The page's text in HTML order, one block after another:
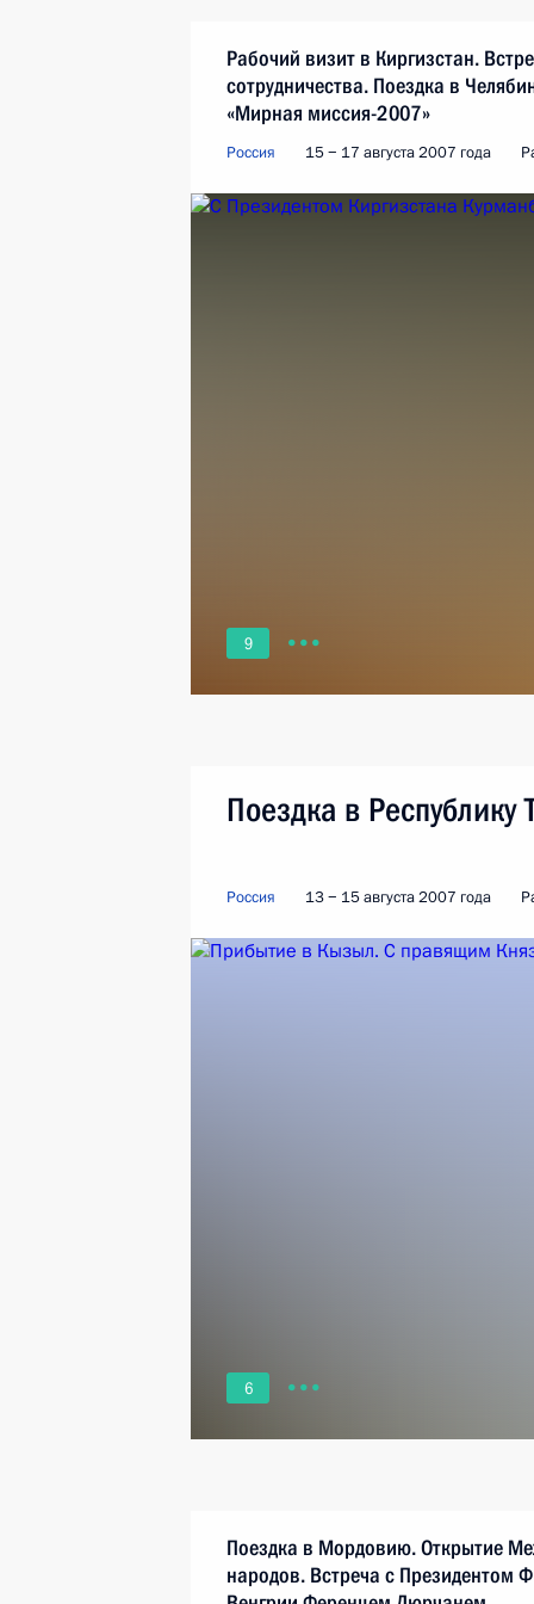
Рабочий визит в Киргизстан.
сотрудничества. Поездка в
«Мирная миссия-2007»
Россия 15 − 17 августа 2007 года
9
Поездка в Республику
Россия 13 − 15 августа 2007 года
6
Поездка в Мордовию. Открытие
народов. Встреча с Президентом